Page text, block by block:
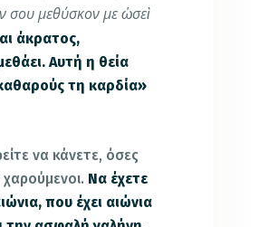
σου μεθύσκον με ὡσεὶ
άκρατος,
Αυτή η θεία
τη καρδία»
να κάνετε, όσες
Να έχετε
που έχει αιώνια